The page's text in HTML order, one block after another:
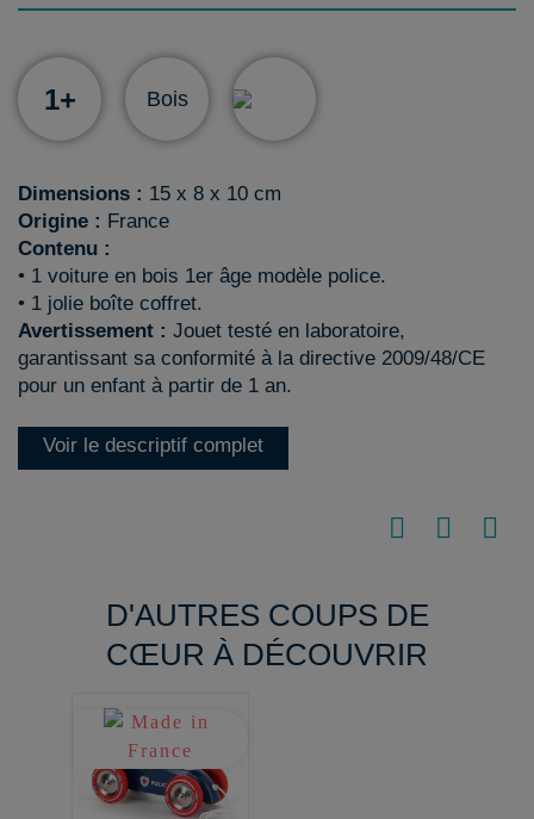
1+ Bois
Dimensions : 15 x 8 x 10 cm
Origine : France
Contenu :
• 1 voiture en bois 1er âge modèle police.
• 1 jolie boîte coffret.
Avertissement : Jouet testé en laboratoire,
garantissant sa conformité à la directive 2009/48/CE
pour un enfant à partir de 1 an.
Voir le descriptif complet
D'AUTRES COUPS DE
CŒUR À DÉCOUVRIR